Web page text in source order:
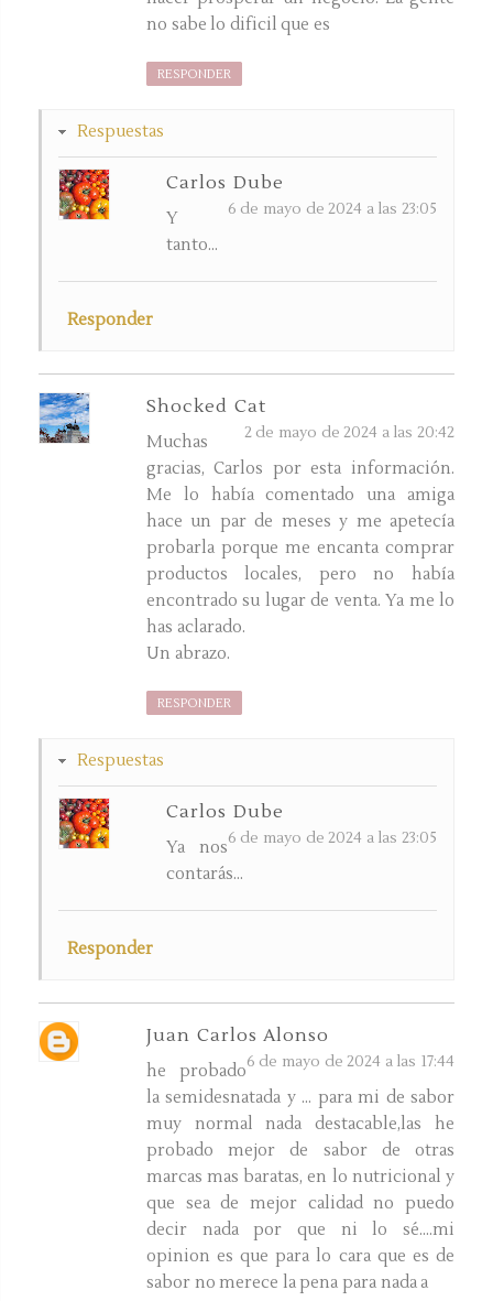
no sabe lo dificil que es
RESPONDER
Respuestas
Carlos Dube
6 de mayo de 2024 a las 23:05
Y
tanto...
Responder
Shocked Cat
2 de mayo de 2024 a las 20:42
Muchas
gracias, Carlos por esta información.
Me lo había comentado una amiga
hace un par de meses y me apetecía
probarla porque me encanta comprar
productos locales, pero no había
encontrado su lugar de venta. Ya me lo
has aclarado.
Un abrazo.
RESPONDER
Respuestas
Carlos Dube
6 de mayo de 2024 a las 23:05
Ya nos
contarás...
Responder
Juan Carlos Alonso
6 de mayo de 2024 a las 17:44
he probado
la semidesnatada y ... para mi de sabor
muy normal nada destacable,las he
probado mejor de sabor de otras
marcas mas baratas, en lo nutricional y
que sea de mejor calidad no puedo
decir nada por que ni lo sé....mi
opinion es que para lo cara que es de
sabor no merece la pena para nada a